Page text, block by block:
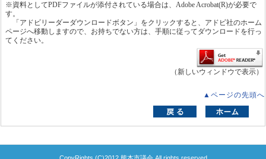
※資料としてPDFファイルが添付されている場合は、Adobe Acrobat(R)が必要で
す。
「アドビリーダーダウンロードボタン」をクリックすると、アドビ社のホーム
ページへ移動しますので、お持ちでない方は、手順に従ってダウンロードを行っ
てください。
（新しいウィンドウで表示）
▲ページの先頭へ